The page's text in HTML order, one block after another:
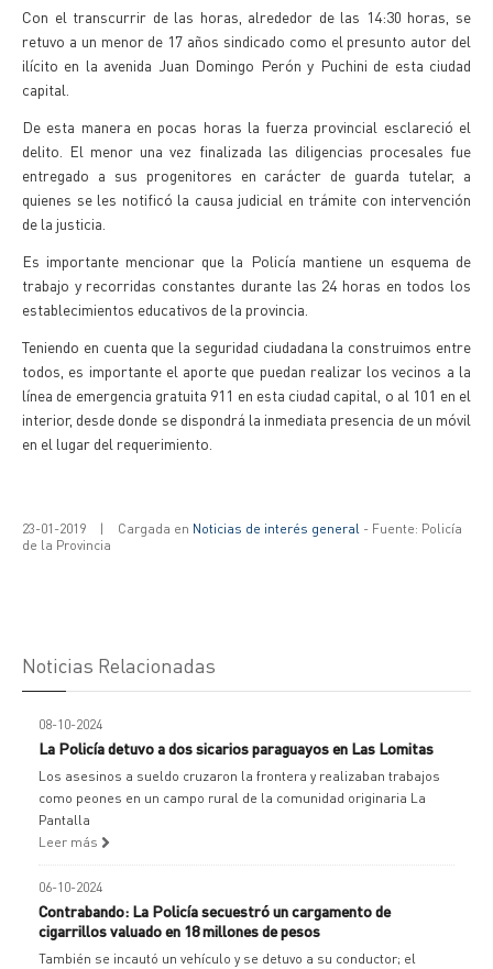
Con el transcurrir de las horas, alrededor de las 14:30 horas, se
retuvo a un menor de 17 años sindicado como el presunto autor del
ilícito en la avenida Juan Domingo Perón y Puchini de esta ciudad
capital.
De esta manera en pocas horas la fuerza provincial esclareció el
delito. El menor una vez finalizada las diligencias procesales fue
entregado a sus progenitores en carácter de guarda tutelar, a
quienes se les notificó la causa judicial en trámite con intervención
de la justicia.
Es importante mencionar que la Policía mantiene un esquema de
trabajo y recorridas constantes durante las 24 horas en todos los
establecimientos educativos de la provincia.
Teniendo en cuenta que la seguridad ciudadana la construimos entre
todos, es importante el aporte que puedan realizar los vecinos a la
línea de emergencia gratuita 911 en esta ciudad capital, o al 101 en el
interior, desde donde se dispondrá la inmediata presencia de un móvil
en el lugar del requerimiento.
23-01-2019 | Cargada en Noticias de interés general - Fuente: Policía
de la Provincia
Noticias Relacionadas
08-10-2024
La Policía detuvo a dos sicarios paraguayos en Las Lomitas
Los asesinos a sueldo cruzaron la frontera y realizaban trabajos
como peones en un campo rural de la comunidad originaria La
Pantalla
Leer más
06-10-2024
Contrabando: La Policía secuestró un cargamento de
cigarrillos valuado en 18 millones de pesos
También se incautó un vehículo y se detuvo a su conductor; el